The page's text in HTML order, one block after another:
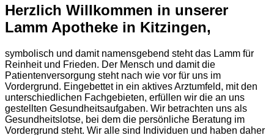
Herzlich Willkommen in unserer
Lamm Apotheke in Kitzingen,
symbolisch und damit namensgebend steht das Lamm für
Reinheit und Frieden. Der Mensch und damit die
Patientenversorgung steht nach wie vor für uns im
Vordergrund. Eingebettet in ein aktives Arztumfeld, mit den
unterschiedlichen Fachgebieten, erfüllen wir die an uns
gestellten Gesundheitsaufgaben. Wir betrachten uns als
Gesundheitslotse, bei dem die persönliche Beratung im
Vordergrund steht. Wir alle sind Individuen und haben daher